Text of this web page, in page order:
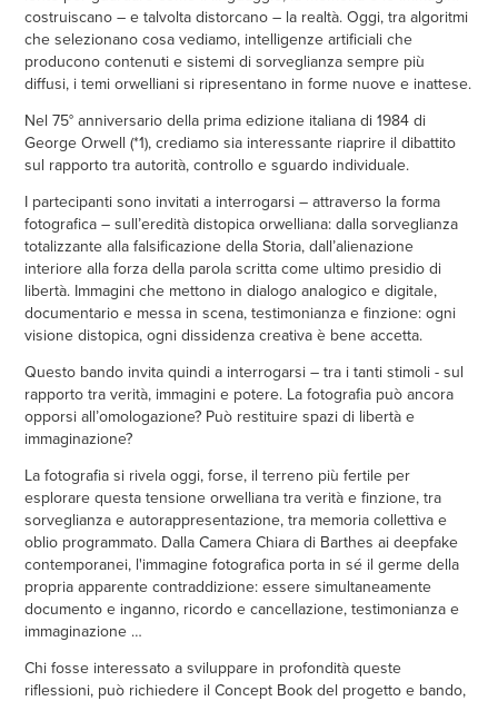
costruiscano – e talvolta distorcano – la realtà. Oggi, tra algoritmi
che selezionano cosa vediamo, intelligenze artificiali che
producono contenuti e sistemi di sorveglianza sempre più
diffusi, i temi orwelliani si ripresentano in forme nuove e inattese.
Nel 75° anniversario della prima edizione italiana di 1984 di
George Orwell (*1), crediamo sia interessante riaprire il dibattito
sul rapporto tra autorità, controllo e sguardo individuale.
I partecipanti sono invitati a interrogarsi – attraverso la forma
fotografica – sull’eredità distopica orwelliana: dalla sorveglianza
totalizzante alla falsificazione della Storia, dall’alienazione
interiore alla forza della parola scritta come ultimo presidio di
libertà. Immagini che mettono in dialogo analogico e digitale,
documentario e messa in scena, testimonianza e finzione: ogni
visione distopica, ogni dissidenza creativa è bene accetta.
Questo bando invita quindi a interrogarsi – tra i tanti stimoli - sul
rapporto tra verità, immagini e potere. La fotografia può ancora
opporsi all’omologazione? Può restituire spazi di libertà e
immaginazione?
La fotografia si rivela oggi, forse, il terreno più fertile per
esplorare questa tensione orwelliana traverità e finzione, tra
sorveglianza e autorappresentazione, tra memoria collettiva e
oblio programmato. Dalla Camera Chiara di Barthes ai deepfake
contemporanei, l'immagine fotografica porta in sé il germe della
propria apparente contraddizione: essere simultaneamente
documento e inganno, ricordo e cancellazione, testimonianza e
immaginazione …
Chi fosse interessato a sviluppare in profondità queste
riflessioni, può richiedere il Concept Book del progetto e bando,